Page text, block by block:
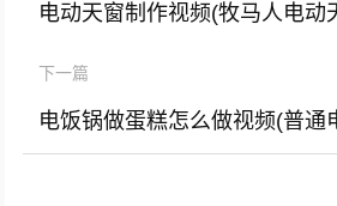
电动天窗制作视频(牧马人电动
下一篇